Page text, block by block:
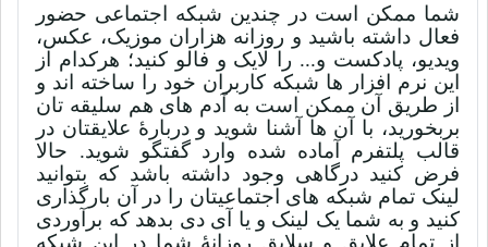
شما ممکن است در چندین شبکه اجتماعی حضور
فعال داشته باشید و روزانه هزاران موزیک، عکس،
ویدیو، پادکست و... را لایک و فالو کنید؛ هرکدام از
این نرم افزار ها شبکه کاربران خود را ساخته اند و
از طریق آن ممکن است به آدم های هم سلیقه تان
بربخورید، با آن ها آشنا شوید و دربارۀ علایقتان در
قالب پلتفرم آماده شده وارد گفتگو شوید. حالا
فرض کنید درگاهی وجود داشته باشد که بتوانید
لینک تمام شبکه های اجتماعیتان را در آن بارگذاری
کنید و به شما یک لینک و یا آی دی بدهد که برآوردی
از تمام علایق و سلایق روزانۀ شما در این شبکه